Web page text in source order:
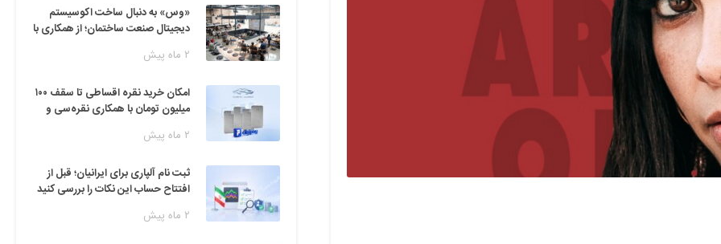
«وس» به دنبال ساخت اکوسیستم
دیجیتال صنعت ساختمان؛ از همکاری با
فناوری۲ ماه پیش
امکان خرید نقره اقساطی تا سقف ۱۰۰
میلیون تومان با همکاری نقره‌سی و
۲ ماه پیش
ثبت نام آلپاری برای ایرانیان؛ قبل از
افتتاح حساب این نکات را بررسی کنید
۲ ماه پیش